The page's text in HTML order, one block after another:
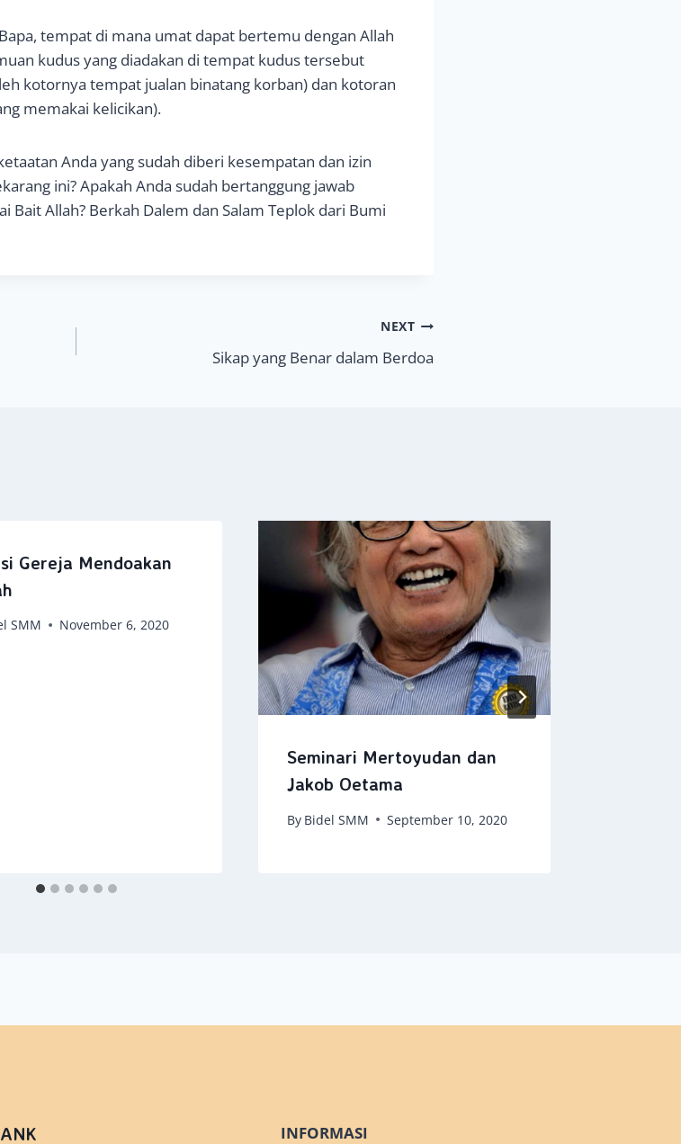
tempat di mana umat dapat bertemu dengan Allah
kudus yang diadakan di tempat kudus tersebut
kotornya tempat jualan binatang korban) dan kotoran
memakai kelicikan).
Anda yang sudah diberi kesempatan dan izin
ini? Apakah Anda sudah bertanggung jawab
Bait Allah? Berkah Dalem dan Salam Teplok dari Bumi
NEXT
Sikap yang Benar dalam Berdoa
Gereja Mendoakan
SMM November 6, 2020
Seminari Mertoyudan dan
Jakob Oetama
By Bidel SMM September 10, 2020
INFORMASI